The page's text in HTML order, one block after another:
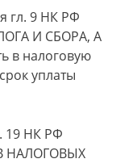
гл. 9 НК РФ
И СБОРА, А
в налоговую
уплаты
19 НК РФ
НАЛОГОВЫХ